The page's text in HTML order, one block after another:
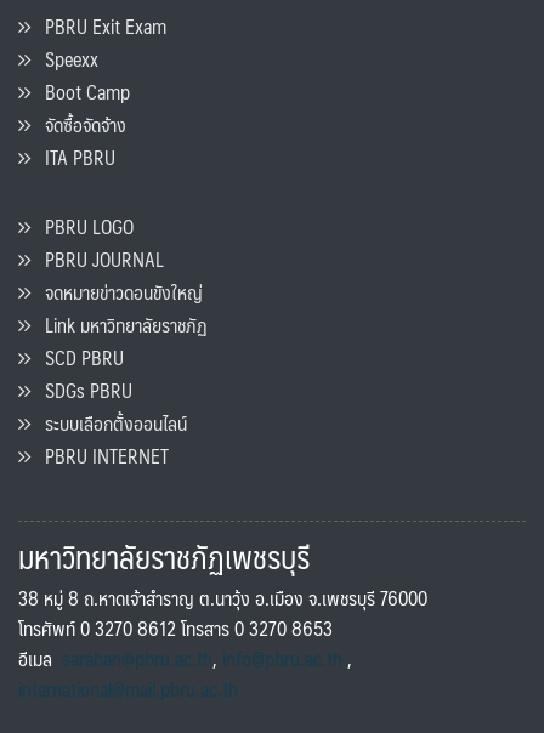
PBRU Exit Exam
Speexx
Boot Camp
จัดซื้อจัดจ้าง
ITA PBRU
PBRU LOGO
PBRU JOURNAL
จดหมายข่าวดอนขังใหญ่
Link มหาวิทยาลัยราชภัฏ
SCD PBRU
SDGs PBRU
ระบบเลือกตั้งออนไลน์
PBRU INTERNET
มหาวิทยาลัยราชภัฏเพชรบุรี
38 หมู่ 8 ถ.หาดเจ้าสำราญ ต.นาวุ้ง อ.เมือง จ.เพชรบุรี 76000
โทรศัพท์ 0 3270 8612 โทรสาร 0 3270 8653
อีเมล saraban@pbru.ac.th, info@pbru.ac.th,
international@mail.pbru.ac.th